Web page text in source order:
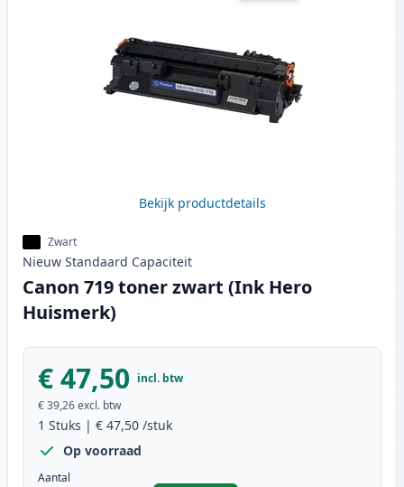
Bekijk productdetails
Zwart
Nieuw Standaard Capaciteit
Canon 719 toner zwart (Ink Hero
Huismerk)
€ 47,50 incl. btw
€ 39,26excl. btw
1 Stuks | € 47,50 /stuk
Op voorraad
Aantal